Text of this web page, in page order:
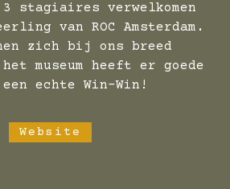
3 stagiaires verwelkomen
van ROC Amsterdam.
zich bij ons breed
museum heeft er goede
echte Win-Win!
Website